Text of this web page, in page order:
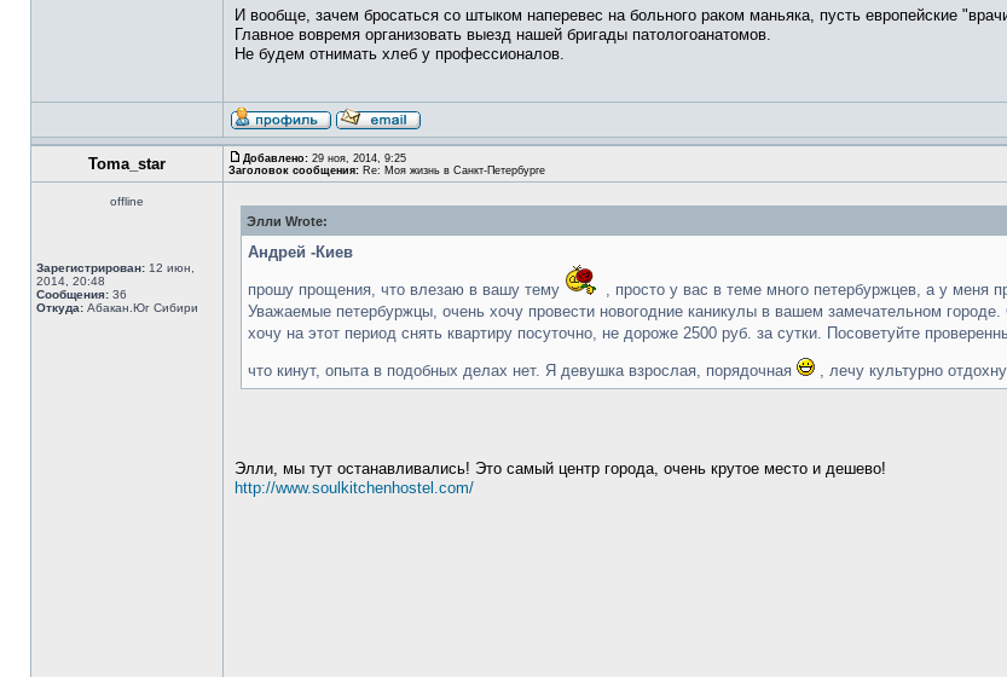
И вообще, зачем бросаться со штыком наперевес на больного раком маньяка, пусть европейские
Главное вовремя организовать выезд нашей бригады патологоанатомов.
Не будем отнимать хлеб у профессионалов.
Toma_star Добавлено: 29 ноя, 2014, 9:25
Заголовок сообщения: Re: Моя жизнь в Санкт-Петербурге
offline
Зарегистрирован: 12 июн,
2014, 20:48
Сообщения: 36
Откуда: Абакан.Юг Сибири
Элли Wrote:
Андрей -Киев
прошу прощения, что влезаю в вашу тему
, просто у вас в теме много петербуржцев, а у меня
Уважаемые петербуржцы, очень хочу провести новогодние каникулы в вашем замечательном
хочу на этот период снять квартиру посуточно, не дороже 2500 руб. за сутки. Посоветуйте
что кинут, опыта в подобных делах нет. Я девушка взрослая, порядочная , лечу культурно
Элли, мы тут останавливались! Это самый центр города, очень крутое место и дешево!
http://www.soulkitchenhostel.com/